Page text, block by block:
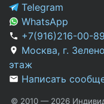
Telegram
WhatsApp
+7(916)216-00-89
Москва, г.
этаж
Написать
© 2010 — 2026